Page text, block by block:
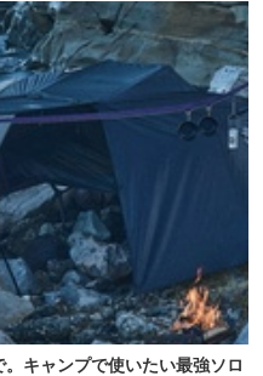
キャンプで使いたい最強ソロ